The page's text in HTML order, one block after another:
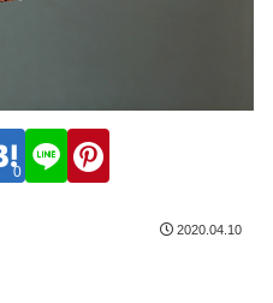
0
2020.04.10